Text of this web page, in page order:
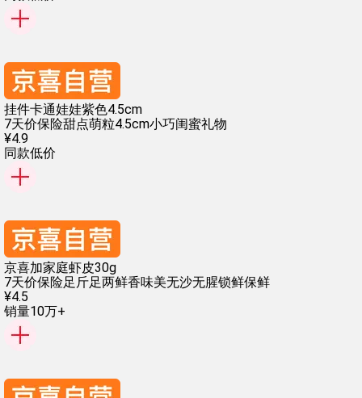
挂件卡通娃娃紫色4.5cm
7天价保险甜点萌粒4.5cm小巧闺蜜礼物
¥4.9
同款低价
京喜加家庭虾皮30g
7天价保险足斤足两鲜香味美无沙无腥锁鲜保鲜
¥4.5
销量10万+